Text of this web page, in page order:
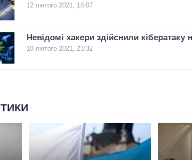
12 лютого 2021, 18:07
Невідомі хакери здійснили
10 лютого 2021, 23:32